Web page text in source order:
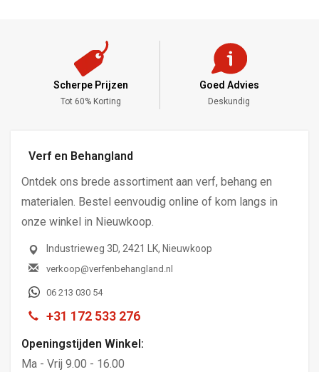
Scherpe Prijzen
Tot 60% Korting
Goed Advies
Deskundig
Verf en Behangland
Ontdek ons brede assortiment aan verf, behang en
materialen. Bestel eenvoudig online of kom langs in
onze winkel in Nieuwkoop.
Industrieweg 3D, 2421 LK, Nieuwkoop
verkoop@verfenbehangland.nl
06 213 030 54
+31 172 533 276
Openingstijden Winkel:
Ma - Vrij 9.00 - 16.00